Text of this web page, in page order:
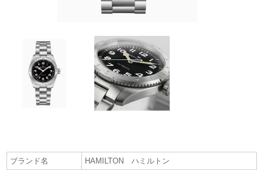
ブランド名
HAMILTON ハミルトン